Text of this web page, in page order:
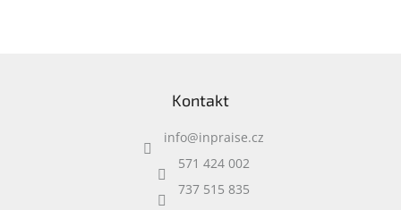
Kontakt
info@inpraise.cz
571 424 002
737 515 835